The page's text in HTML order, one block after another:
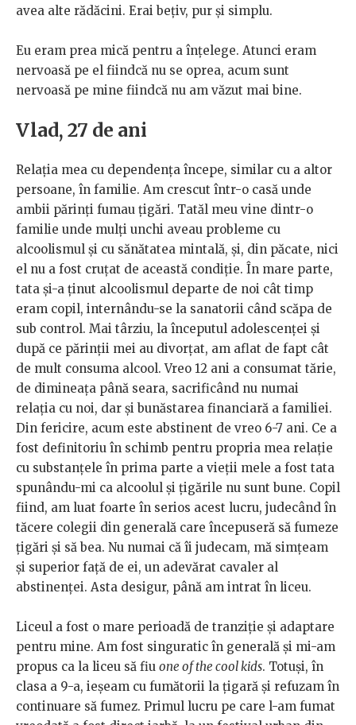
avea alte rădăcini. Erai bețiv, pur și simplu.
Eu eram prea mică pentru a înțelege. Atunci eram
nervoasă pe el fiindcă nu se oprea, acum sunt
nervoasă pe mine fiindcă nu am văzut mai bine.
Vlad, 27 de ani
Relația mea cu dependența începe, similar cu a altor
persoane, în familie. Am crescut într-o casă unde
ambii părinți fumau țigări. Tatăl meu vine dintr-o
familie unde mulți unchi aveau probleme cu
alcoolismul și cu sănătatea mintală, și, din păcate, nici
el nu a fost cruțat de această condiție. În mare parte,
tata și-a ținut alcoolismul departe de noi cât timp
eram copil, internându-se la sanatorii când scăpa de
sub control. Mai târziu, la începutul adolescenței și
după ce părinții mei au divorțat, am aflat de fapt cât
de mult consuma alcool. Vreo 12 ani a consumat tărie,
de dimineața până seara, sacrificând nu numai
relația cu noi, dar și bunăstarea financiară a familiei.
Din fericire, acum este abstinent de vreo 6-7 ani. Ce a
fost definitoriu în schimb pentru propria mea relație
cu substanțele în prima parte a vieții mele a fost tata
spunându-mi ca alcoolul și țigările nu sunt bune. Copil
fiind, am luat foarte în serios acest lucru, judecând în
tăcere colegii din generală care începuseră să fumeze
țigări și să bea. Nu numai că îi judecam, mă simțeam
și superior față de ei, un adevărat cavaler al
abstinenței. Asta desigur, până am intrat în liceu.
Liceul a fost o mare perioadă de tranziție și adaptare
pentru mine. Am fost singuratic în generală și mi-am
propus ca la liceu să fiu one of the cool kids. Totuși, în
clasa a 9-a, ieșeam cu fumătorii la țigară și refuzam în
continuare să fumez. Primul lucru pe care l-am fumat